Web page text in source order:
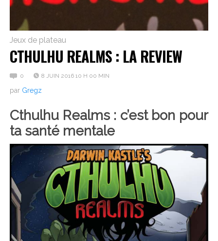
Jeux de plateau
CTHULHU REALMS : LA REVIEW
0 8 JUIN 2016 10 H 00 MIN
par Gregz
Cthulhu Realms : c’est bon pour
ta santé mentale